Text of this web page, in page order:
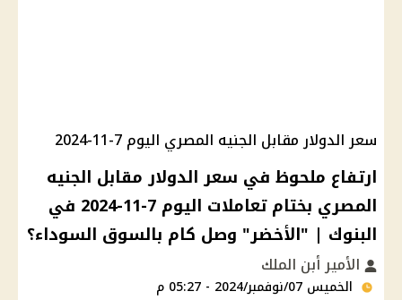
سعر الدولار مقابل الجنيه المصري اليوم 7-11-2024
ارتفاع ملحوظ في سعر الدولار مقابل الجنيه
المصري بختام تعاملات اليوم 7-11-2024 في
البنوك | "الأخضر" وصل كام بالسوق السوداء؟
الأمير أبن الملك
الخميس 07/نوفمبر/2024 - 05:27 م